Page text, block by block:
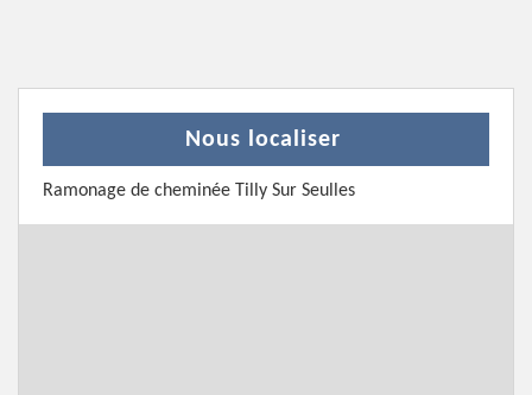
Nous localiser
Ramonage de cheminée Tilly Sur Seulles